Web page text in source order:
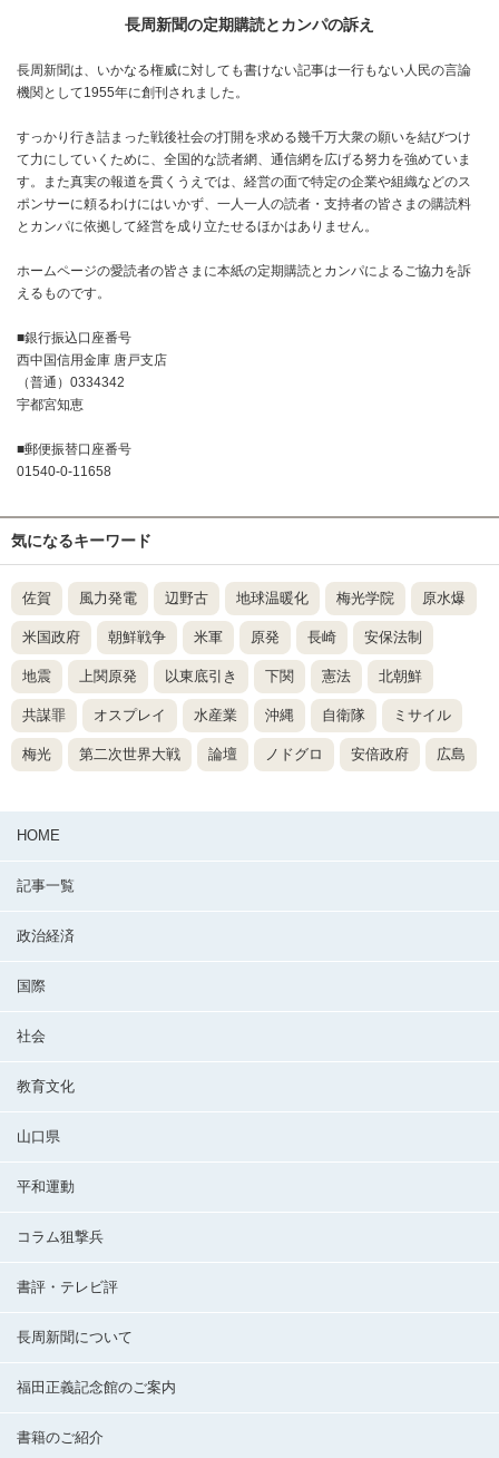
長周新聞の定期購読とカンパの訴え
長周新聞は、いかなる権威に対しても書けない記事は一行もない人民の言論
機関として1955年に創刊されました。
すっかり行き詰まった戦後社会の打開を求める幾千万大衆の願いを結びつけ
て力にしていくために、全国的な読者網、通信網を広げる努力を強めていま
す。また真実の報道を貫くうえでは、経営の面で特定の企業や組織などのス
ポンサーに頼るわけにはいかず、一人一人の読者・支持者の皆さまの購読料
とカンパに依拠して経営を成り立たせるほかはありません。
ホームページの愛読者の皆さまに本紙の定期購読とカンパによるご協力を訴
えるものです。
■銀行振込口座番号
西中国信用金庫 唐戸支店
（普通）0334342
宇都宮知恵
■郵便振替口座番号
01540-0-11658
気になるキーワード
佐賀 風力発電 辺野古 地球温暖化 梅光学院 原水爆
米国政府 朝鮮戦争 米軍 原発 長崎 安保法制
地震 上関原発 以東底引き 下関 憲法 北朝鮮
共謀罪 オスプレイ 水産業 沖縄 自衛隊 ミサイル
梅光 第二次世界大戦 論壇 ノドグロ 安倍政府 広島
HOME
記事一覧
政治経済
国際
社会
教育文化
山口県
平和運動
コラム狙撃兵
書評・テレビ評
長周新聞について
福田正義記念館のご案内
書籍のご紹介